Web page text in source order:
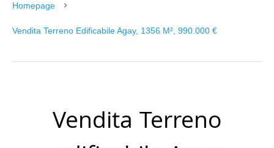
Homepage
Vendita Terreno Edificabile Agay, 1356 M², 990.000 €
Vendita Terreno